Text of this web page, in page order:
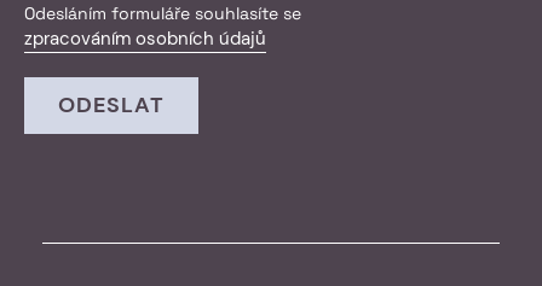
Odesláním formuláře souhlasíte se
zpracováním osobních údajů
ODESLAT